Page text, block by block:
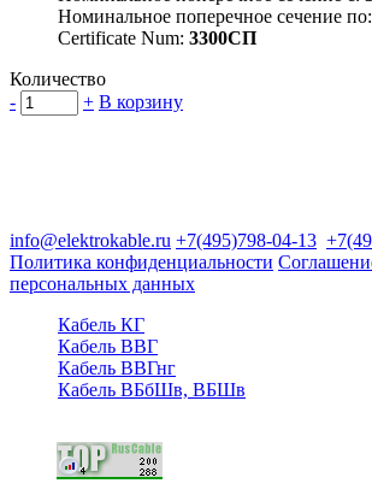
Номинальное поперечное сечение по:
Certificate Num: 3300СП
Количество
-
+ В корзину
info@elektrokable.ru +7(495)798-04-13
Политика конфиденциальности
персональных данных
Кабель КГ
Кабель ВВГ
Кабель ВВГнг
Кабель ВБбШв, ВБШв